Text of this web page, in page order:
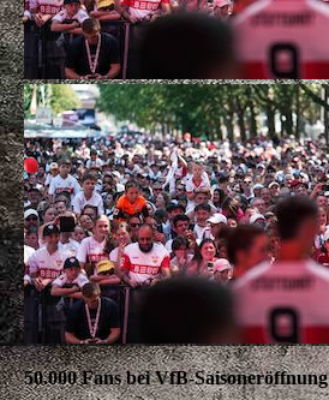
50.000 Fans bei VfB-Saisoneröffnung